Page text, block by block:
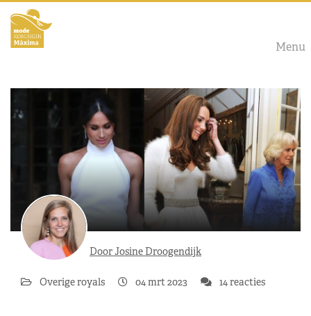
Menu
Door Josine Droogendijk
Overige royals 04 mrt 2023 14 reacties